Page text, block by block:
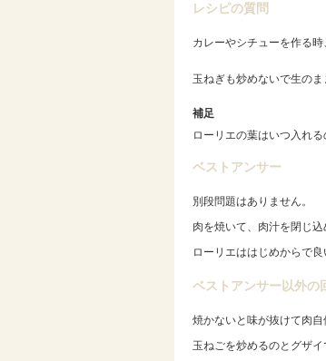
レシピの質問
カレーやシチューを作る
玉ねぎも炒めないで生の
補足
ローリエの葉はいつ入れ
ベストアンサー
別段問題はありません。
肉を焼いて、肉汁を閉じ
ローリエははじめからで
ベストアンサー以外の
焼かないと味が抜けて肉自
玉ねごを炒めるのとグザ